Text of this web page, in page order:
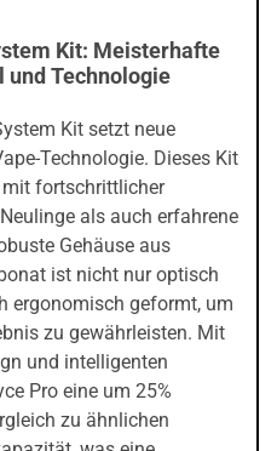
Kit: Meisterhafte
und Technologie
Kit setzt neue
Technologie. Dieses Kit
mit fortschrittlicher
als auch erfahrene
Gehäuse aus
ist nicht nur optisch
ergonomisch geformt, um
zu gewährleisten. Mit
und intelligenten
Pro eine um 25%
zu ähnlichen